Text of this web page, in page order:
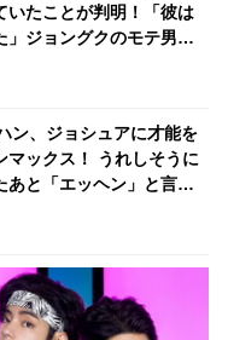
いたことが判明！「彼は
」ジョングクのモテ男ぶ
世界の歌姫までも虜に
ン、ジョシュアに才能を
マックス！ うれしそうに
あと「エッヘン」と言わ